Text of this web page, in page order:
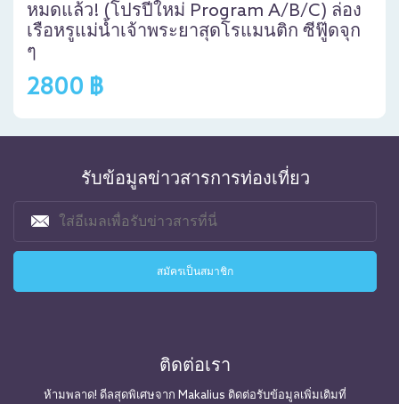
หมดแล้ว! (โปรปีใหม่ Program A/B/C) ล่อง
เรือหรูแม่น้ำเจ้าพระยาสุดโรแมนติก ซีฟู๊ดจุก
ๆ
2800 ฿
รับข้อมูลข่าวสารการท่องเที่ยว
ติดต่อเรา
ห้ามพลาด! ดีลสุดพิเศษจาก Makalius ติดต่อรับข้อมูลเพิ่มเติมที่